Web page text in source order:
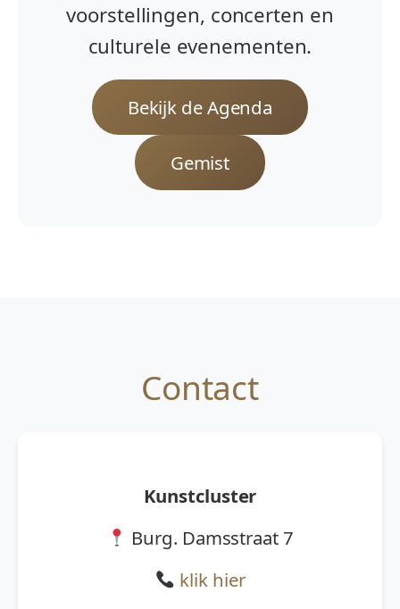
voorstellingen, concerten en
culturele evenementen.
Bekijk de Agenda
Gemist
Contact
Kunstcluster
Burg. Damsstraat 7
klik hier